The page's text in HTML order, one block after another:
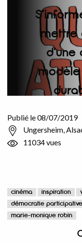
mettre
d'une
Publié le 08/07/2019
Ungersheim,
11034 vues
cinéma inspiration
démocratie participative
marie-monique robin